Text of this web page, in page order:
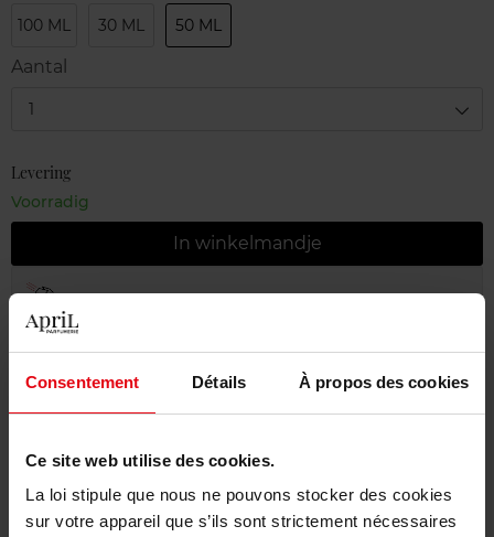
Consentement Détails À propos des cookies
Ce site web utilise des cookies.
La loi stipule que nous ne pouvons stocker des cookies
sur votre appareil que s’ils sont strictement nécessaires
100 ML 30 ML 50 ML
Aantal
1
Levering
Voorradig
In winkelmandje
Gratis levering bij aankoop van min. 55€
Gratis verpakking
Beschrijving